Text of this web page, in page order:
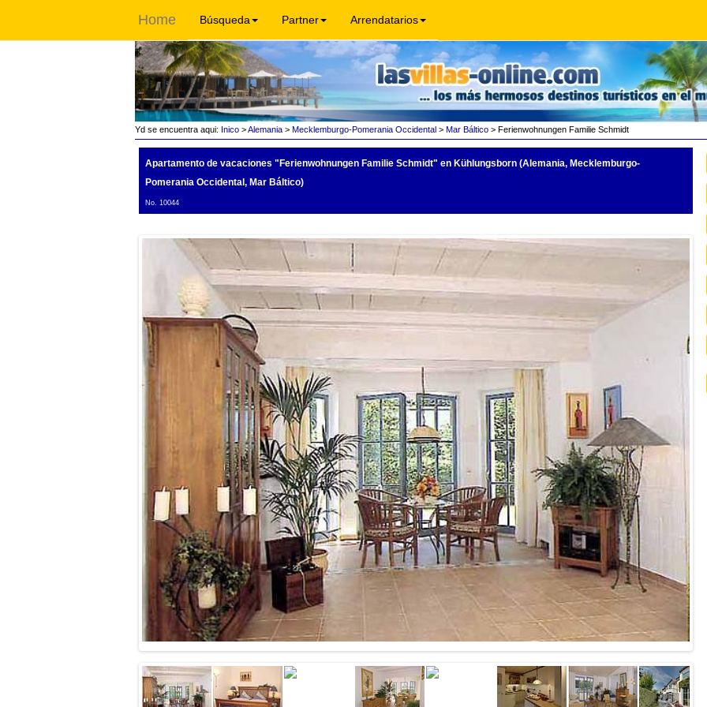
Home Búsqueda Partner Arrendatarios
Yd se encuentra aqui: Inico>Alemania> Mecklemburgo-Pomerania Occidental> Mar Báltico> Ferienwohnungen Familie Schmidt
Apartamento de vacaciones "Ferienwohnungen Familie Schmidt" en Kühlungsborn (Alemania, Mecklemburgo-
Pomerania Occidental, Mar Báltico)
No. 10044